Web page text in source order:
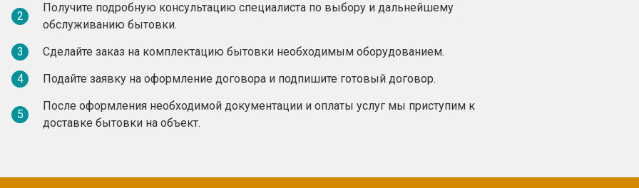
2
Получите подробную консультацию специалиста по выбору и дальнейшему
обслуживанию бытовки.
3
Сделайте заказ на комплектацию бытовки необходимым оборудованием.
4
Подайте заявку на оформление договора и подпишите готовый договор.
5
После оформления необходимой документации и оплаты услуг мы приступим к
доставке бытовки на объект.